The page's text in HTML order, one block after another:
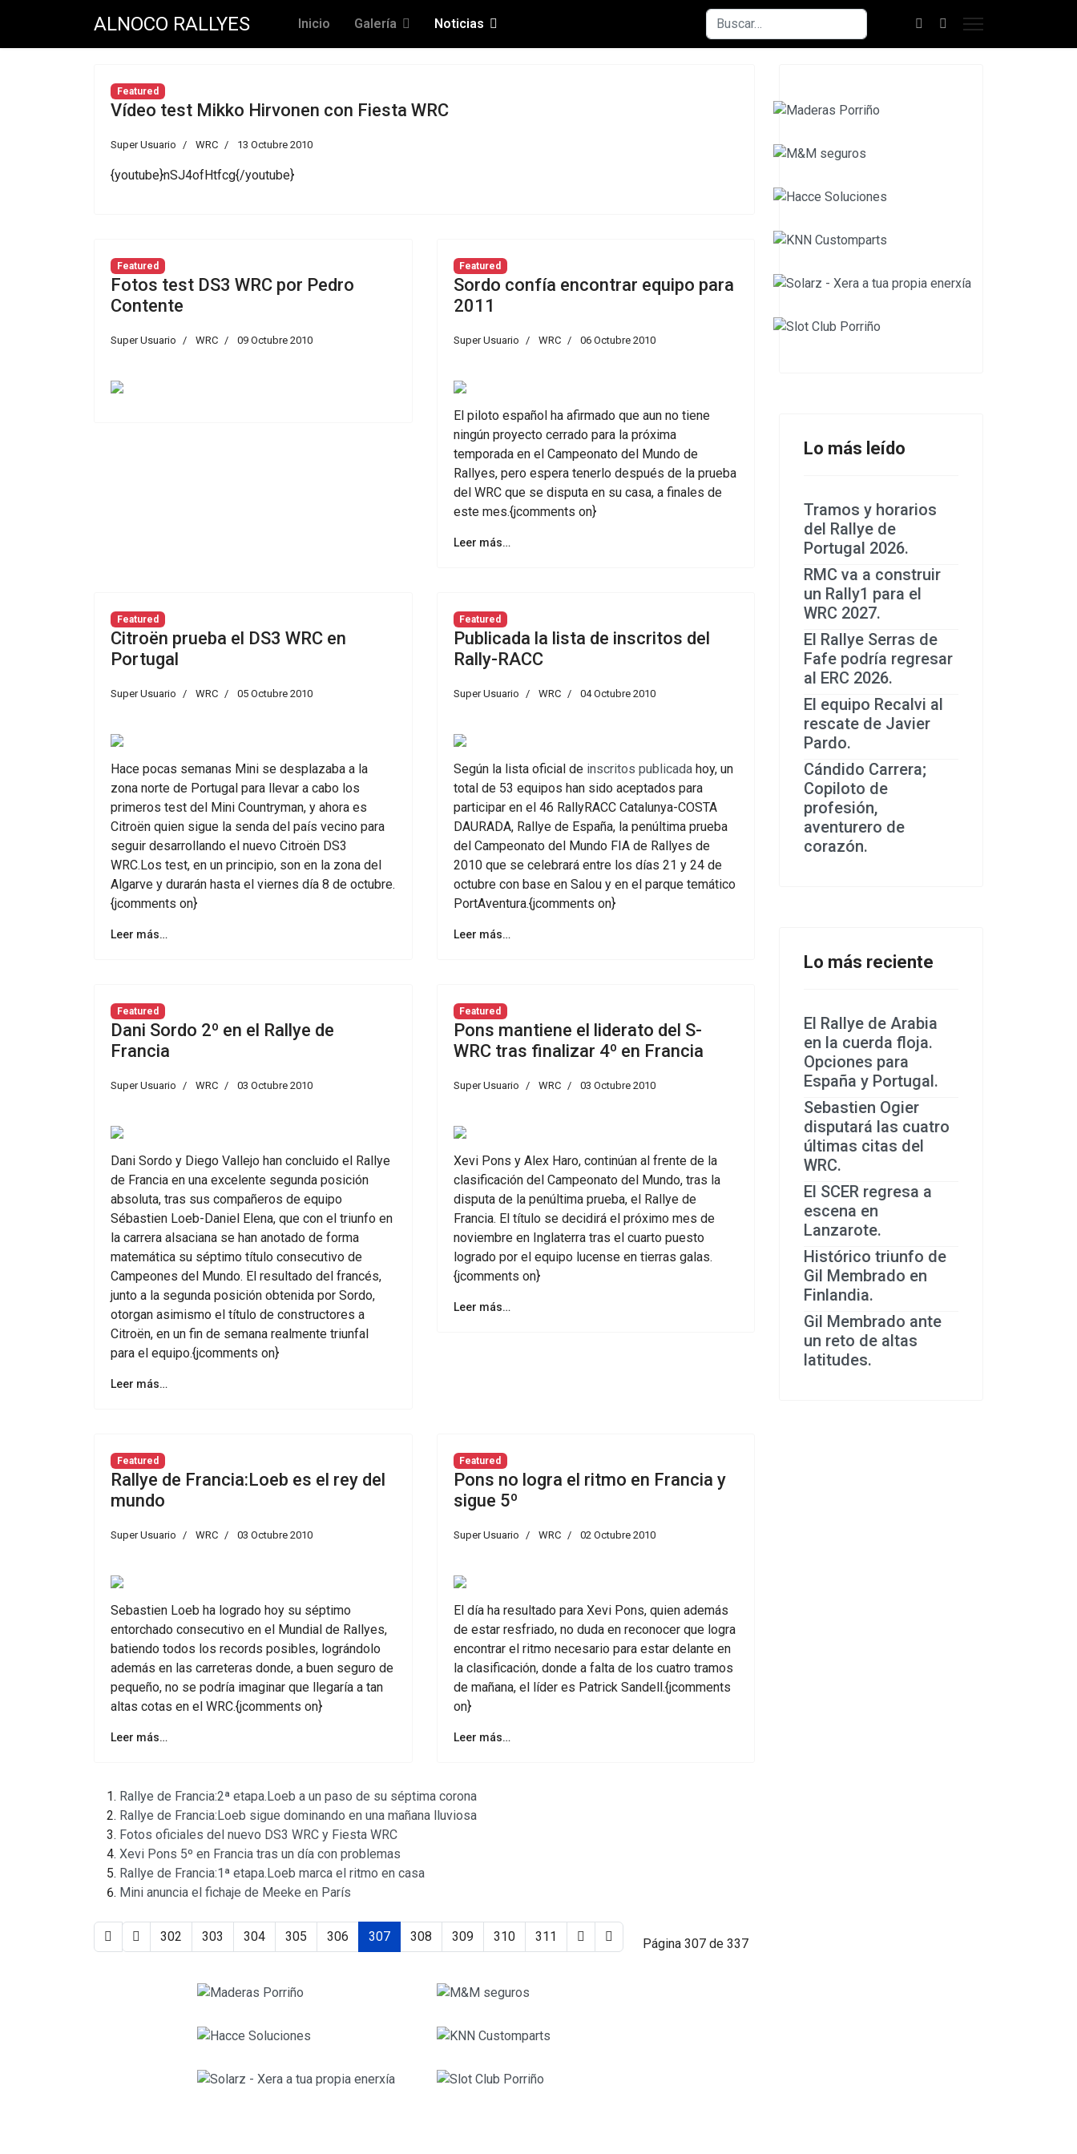
ALNOCO RALLYES Inicio Galería Noticias Buscar
Featured
Vídeo test Mikko Hirvonen con Fiesta WRC
Super Usuario WRC 13 Octubre 2010
{youtube}nSJ4ofHtfcg{/youtube}
Featured
Fotos test DS3 WRC por Pedro
Contente
Super Usuario WRC 09 Octubre 2010
Featured
Sordo confía encontrar equipo para
2011
Super Usuario WRC 06 Octubre 2010
El piloto español ha afirmado que aun no tiene
ningún proyecto cerrado para la próxima
temporada en el Campeonato del Mundo de
Rallyes, pero espera tenerlo después de la prueba
del WRC que se disputa en su casa, a finales de
este mes.{jcomments on}
Leer más…
Featured
Citroën prueba el DS3 WRC en
Portugal
Super Usuario WRC 05 Octubre 2010
Hace pocas semanas Mini se desplazaba a la
zona norte de Portugal para llevar a cabo los
primeros test del Mini Countryman, y ahora es
Citroën quien sigue la senda del país vecino para
seguir desarrollando el nuevo Citroën DS3
WRC.Los test, en un principio, son en la zona del
Algarve y durarán hasta el viernes día 8 de octubre.
{jcomments on}
Leer más…
Featured
Publicada la lista de inscritos del
Rally-RACC
Super Usuario WRC 04 Octubre 2010
Según la lista oficial de inscritos publicadahoy, un
total de 53 equipos han sido aceptados para
participar en el 46 RallyRACC Catalunya-COSTA
DAURADA, Rallye de España, la penúltima prueba
del Campeonato del Mundo FIA de Rallyes de
2010 que se celebrará entre los días 21 y 24 de
octubre con base en Salou y en el parque temático
PortAventura.{jcomments on}
Leer más…
Featured
Dani Sordo 2º en el Rallye de
Francia
Super Usuario WRC 03 Octubre 2010
Dani Sordo y Diego Vallejo han concluido el Rallye
de Francia en una excelente segunda posición
absoluta, tras sus compañeros de equipo
Sébastien Loeb-Daniel Elena, que con el triunfo en
la carrera alsaciana se han anotado de forma
matemática su séptimo título consecutivo de
Campeones del Mundo. El resultado del francés,
junto a la segunda posición obtenida por Sordo,
otorgan asimismo el título de constructores a
Citroën, en un fin de semana realmente triunfal
para el equipo.{jcomments on}
Leer más…
Featured
Pons mantiene el liderato del S-
WRC tras finalizar 4º en Francia
Super Usuario WRC 03 Octubre 2010
Xevi Pons y Alex Haro, continúan al frente de la
clasificación del Campeonato del Mundo, tras la
disputa de la penúltima prueba, el Rallye de
Francia. El título se decidirá el próximo mes de
noviembre en Inglaterra tras el cuarto puesto
logrado por el equipo lucense en tierras galas.
{jcomments on}
Leer más…
Featured
Rallye de Francia:Loeb es el rey del
mundo
Super Usuario WRC 03 Octubre 2010
Sebastien Loeb ha logrado hoy su séptimo
entorchado consecutivo en el Mundial de Rallyes,
batiendo todos los records posibles, lográndolo
además en las carreteras donde, a buen seguro de
pequeño, no se podría imaginar que llegaría a tan
altas cotas en el WRC.{jcomments on}
Leer más…
Featured
Pons no logra el ritmo en Francia y
sigue 5º
Super Usuario WRC 02 Octubre 2010
El día ha resultado para Xevi Pons, quien además
de estar resfriado, no duda en reconocer que logra
encontrar el ritmo necesario para estar delante en
la clasificación, donde a falta de los cuatro tramos
de mañana, el líder es Patrick Sandell.{jcomments
on}
Leer más…
Rallye de Francia:2ª etapa.Loeb a un paso de su séptima corona
Rallye de Francia:Loeb sigue dominando en una mañana lluviosa
Fotos oficiales del nuevo DS3 WRC y Fiesta WRC
Xevi Pons 5º en Francia tras un día con problemas
Rallye de Francia:1ª etapa.Loeb marca el ritmo en casa
Mini anuncia el fichaje de Meeke en París
Página 307 de 337
302 303 304 305 306 307 308 309 310 311
Lo más leído
Tramos y horarios
del Rallye de
Portugal 2026.
RMC va a construir
un Rally1 para el
WRC 2027.
El Rallye Serras de
Fafe podría regresar
al ERC 2026.
El equipo Recalvi al
rescate de Javier
Pardo.
Cándido Carrera;
Copiloto de
profesión,
aventurero de
corazón.
Lo más reciente
El Rallye de Arabia
en la cuerda floja.
Opciones para
España y Portugal.
Sebastien Ogier
disputará las cuatro
últimas citas del
WRC.
El SCER regresa a
escena en
Lanzarote.
Histórico triunfo de
Gil Membrado en
Finlandia.
Gil Membrado ante
un reto de altas
latitudes.